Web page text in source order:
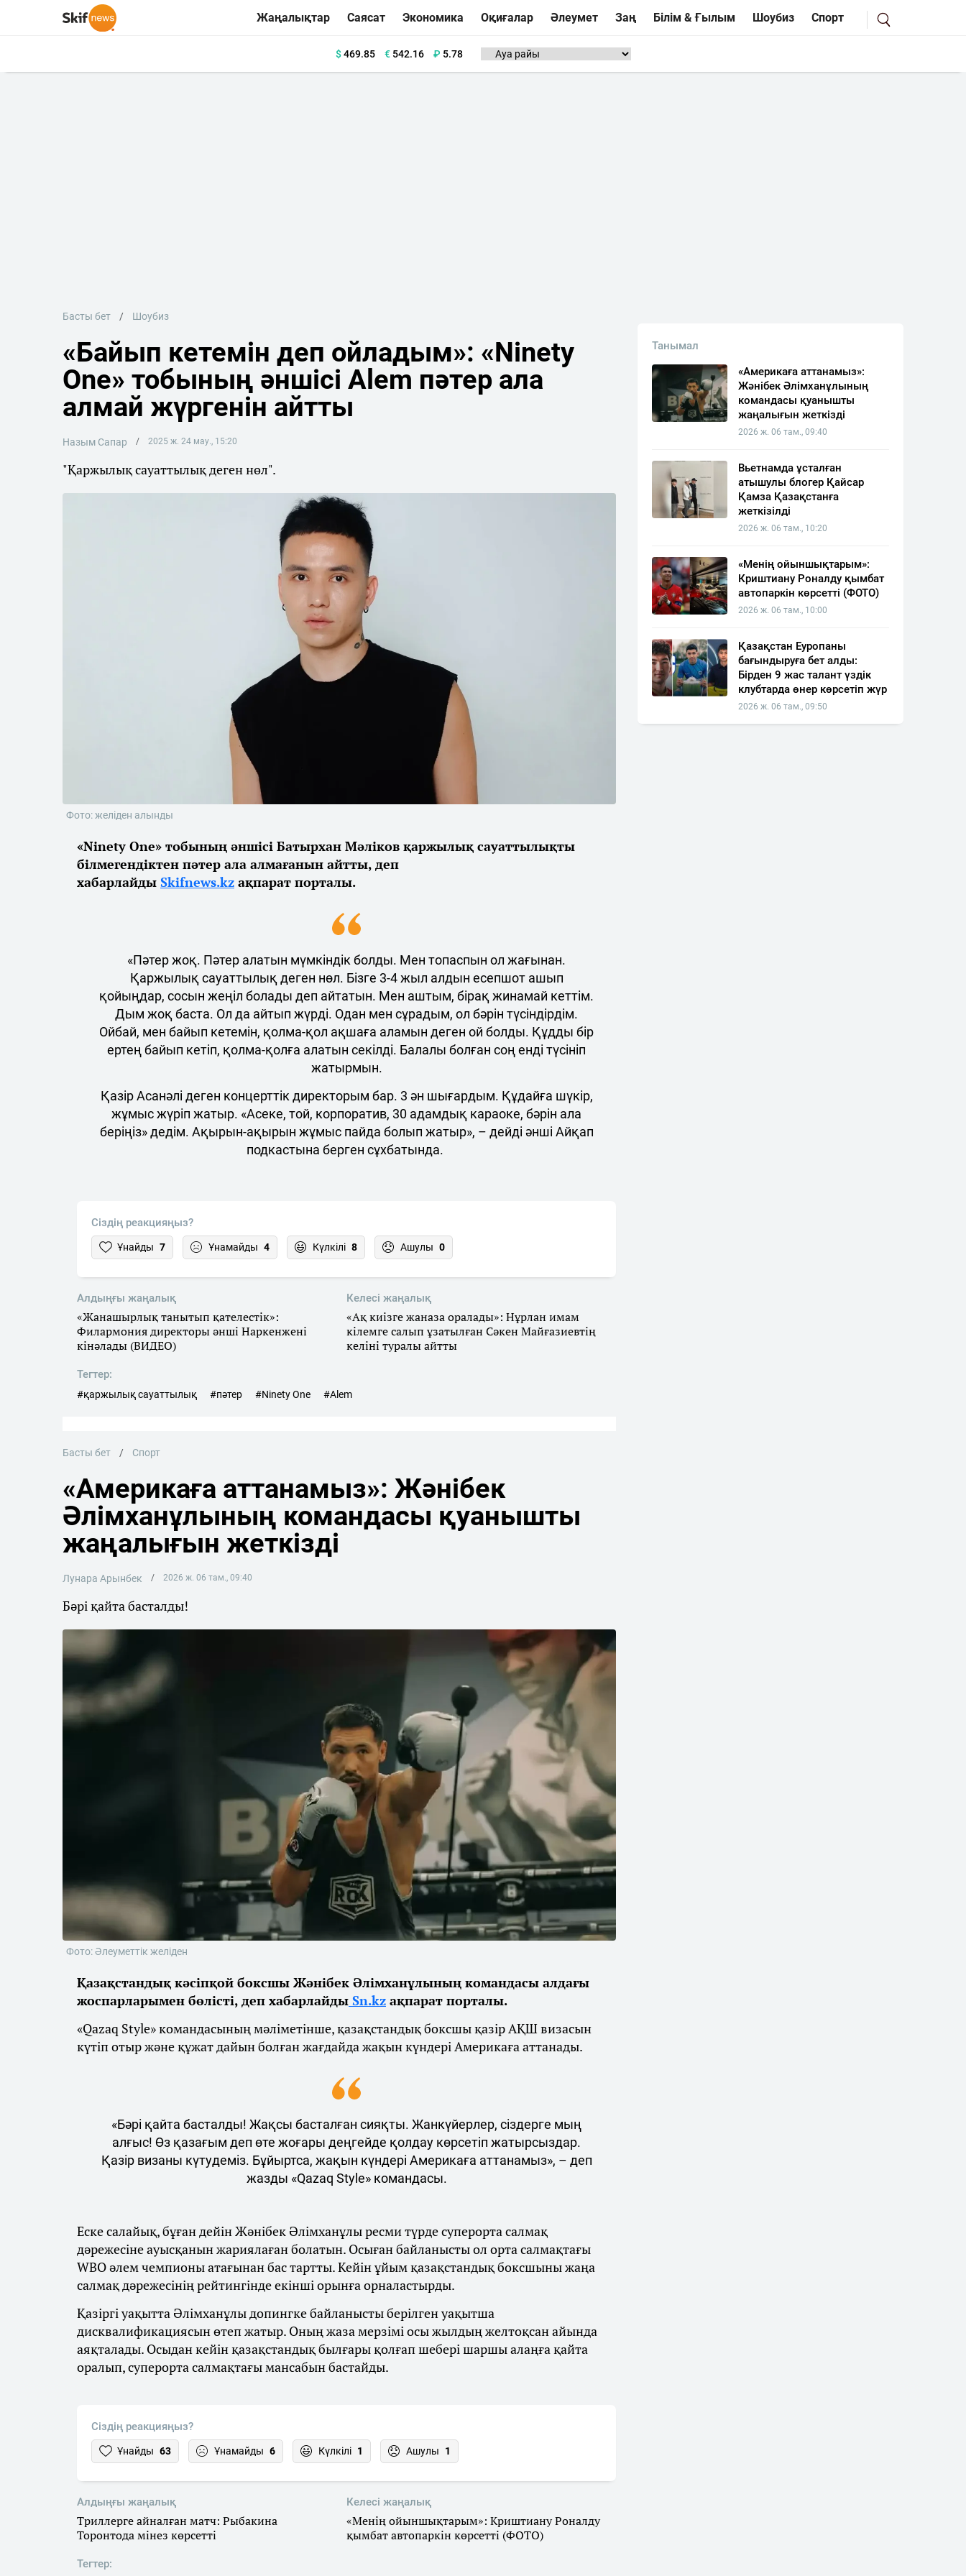
Жаңалықтар Саясат Экономика Оқиғалар Әлеумет Заң Білім & Ғылым Шоубиз Спорт
$469.85 €542.16 ₽ 5.78
Басты бет Шоубиз
«Байып кетемін деп ойладым»: «Ninety
One» тобының әншісі Alem пәтер ала
алмай жүргенін айтты
Назым Сапар 2025 ж. 24 мау., 15:20
"Қаржылық сауаттылық деген нөл".
Фото: желіден алынды
«Ninety One» тобының әншісі Батырхан Мәліков қаржылық сауаттылықты
білмегендіктен пәтер ала алмағанын айтты, деп
хабарлайды Skifnews.kz ақпарат порталы.
«Пәтер жоқ. Пәтер алатын мүмкіндік болды. Мен топаспын ол жағынан.
Қаржылық сауаттылық деген нөл. Бізге 3-4 жыл алдын есепшот ашып
қойыңдар, сосын жеңіл болады деп айтатын. Мен аштым, бірақ жинамай кеттім.
Дым жоқ баста. Ол да айтып жүрді. Одан мен сұрадым, ол бәрін түсіндірдім.
Ойбай, мен байып кетемін, қолма-қол ақшаға аламын деген ой болды. Құдды бір
ертең байып кетіп, қолма-қолға алатын секілді. Балалы болған соң енді түсініп
жатырмын.
Қазір Асанәлі деген концерттік директорым бар. 3 ән шығардым. Құдайға шүкір,
жұмыс жүріп жатыр. «Асеке, той, корпоратив, 30 адамдық караоке, бәрін ала
беріңіз» дедім. Ақырын-ақырын жұмыс пайда болып жатыр», – дейді әнші Айқап
подкастына берген сұхбатында.
Сіздің реакцияңыз?
Ұнайды 7 Ұнамайды 4 Күлкілі 8 Ашулы 0
Алдыңғы жаңалық
«Жанашырлық танытып қателестік»:
Филармония директоры әнші Наркенжені
кінәлады (ВИДЕО)
Келесі жаңалық
«Ақ киізге жаназа оралады»: Нұрлан имам
кілемге салып ұзатылған Сәкен Майғазиевтің
келіні туралы айтты
Тегтер:
#қаржылық сауаттылық #пәтер #Ninety Onе #Alem
Басты бет Спорт
«Америкаға аттанамыз»: Жәнібек
Әлімханұлының командасы қуанышты
жаңалығын жеткізді
Лунара Арынбек 2026 ж. 06 там., 09:40
Бәрі қайта басталды!
Фото: Әлеуметтік желіден
Қазақстандық кәсіпқой боксшы Жәнібек Әлімханұлының командасы алдағы
жоспарларымен бөлісті, деп хабарлайды Sn.kz ақпарат порталы.
«Qazaq Style» командасының мәліметінше, қазақстандық боксшы қазір АҚШ визасын
күтіп отыр және құжат дайын болған жағдайда жақын күндері Америкаға аттанады.
«Бәрі қайта басталды! Жақсы басталған сияқты. Жанкүйерлер, сіздерге мың
алғыс! Өз қазағым деп өте жоғары деңгейде қолдау көрсетіп жатырсыздар.
Қазір визаны күтудеміз. Бұйыртса, жақын күндері Америкаға аттанамыз», – деп
жазды «Qazaq Style» командасы.
Еске салайық, бұған дейін Жәнібек Әлімханұлы ресми түрде суперорта салмақ
дәрежесіне ауысқанын жариялаған болатын. Осыған байланысты ол орта салмақтағы
WBO әлем чемпионы атағынан бас тартты. Кейін ұйым қазақстандық боксшыны жаңа
салмақ дәрежесінің рейтингінде екінші орынға орналастырды.
Қазіргі уақытта Әлімханұлы допингке байланысты берілген уақытша
дисквалификациясын өтеп жатыр. Оның жаза мерзімі осы жылдың желтоқсан айында
аяқталады. Осыдан кейін қазақстандық былғары қолғап шебері шаршы алаңға қайта
оралып, суперорта салмақтағы мансабын бастайды.
Сіздің реакцияңыз?
Ұнайды 63 Ұнамайды 6 Күлкілі 1 Ашулы 1
Алдыңғы жаңалық
Триллерге айналған матч: Рыбакина
Торонтода мінез көрсетті
Келесі жаңалық
«Менің ойыншықтарым»: Криштиану Роналду
қымбат автопаркін көрсетті (ФОТО)
Тегтер:
Танымал
«Америкаға аттанамыз»:
Жәнібек Әлімханұлының
командасы қуанышты
жаңалығын жеткізді
2026 ж. 06 там., 09:40
Вьетнамда ұсталған
атышулы блогер Қайсар
Қамза Қазақстанға
жеткізілді
2026 ж. 06 там., 10:20
«Менің ойыншықтарым»:
Криштиану Роналду қымбат
автопаркін көрсетті (ФОТО)
2026 ж. 06 там., 10:00
Қазақстан Еуропаны
бағындыруға бет алды:
Бірден 9 жас талант үздік
клубтарда өнер көрсетіп жүр
2026 ж. 06 там., 09:50